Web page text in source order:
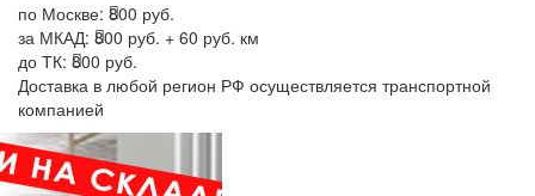
по Москве: 800 руб.
за МКАД: 800 руб. + 60 руб. км
до ТК: 800 руб.
Доставка в любой регион РФ осуществляется транспортной
компанией